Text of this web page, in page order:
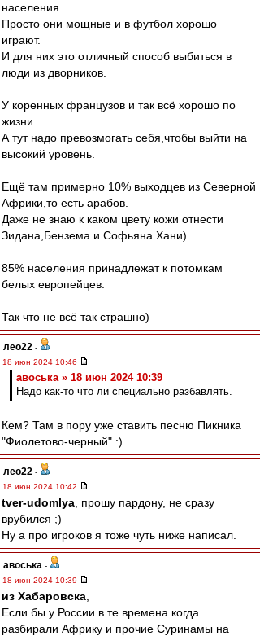
населения.
Просто они мощные и в футбол хорошо
играют.
И для них это отличный способ выбиться в
люди из дворников.
У коренных французов и так всё хорошо по
жизни.
А тут надо превозмогать себя,чтобы выйти на
высокий уровень.
Ещё там примерно 10% выходцев из Северной
Африки,то есть арабов.
Даже не знаю к каком цвету кожи отнести
Зидана,Бензема и Софьяна Хани)
85% населения принадлежат к потомкам
белых европейцев.
Так что не всё так страшно)
лео22 -
18 июн 2024 10:46
авоська » 18 июн 2024 10:39
Надо как-то что ли специально разбавлять.
Кем? Там в пору уже ставить песню Пикника
"Фиолетово-черный" :)
лео22 -
18 июн 2024 10:42
tver-udomlya , прошу пардону, не сразу
врубился ;)
Ну а про игроков я тоже чуть ниже написал.
авоська -
18 июн 2024 10:39
из Хабаровска
Если бы у России в те времена когда
разбирали Африку и прочие Суринамы на